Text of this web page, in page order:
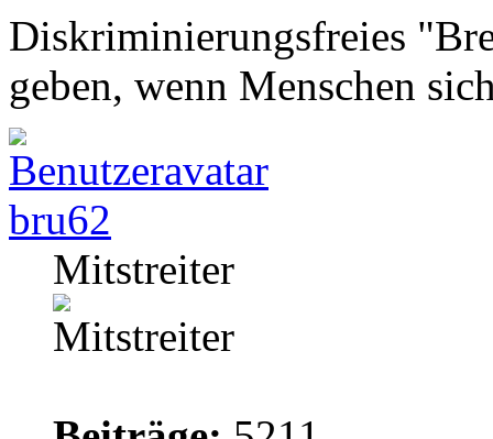
Diskriminierungsfreies
geben, wenn Menschen
bru62
Mitstreiter